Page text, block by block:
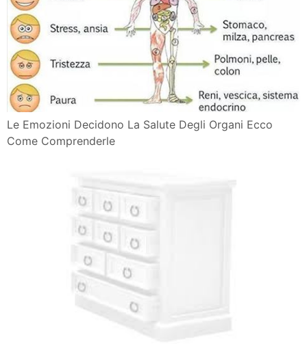
Le Emozioni Decidono La Salute Degli Organi Ecco
Come Comprenderle